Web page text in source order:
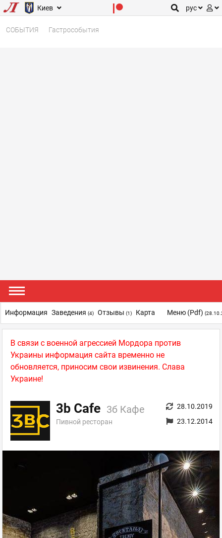
Киев рус
СОБЫТИЯ Гастрособытия
В связи с военной агрессией Мордора против
Украины информация сайта временно не
обновляется, приносим свои извинения. Слава
Украине!
3b Cafe 3б Кафе
Пивной ресторан
28.10.2019
23.12.2014
Информация Заведения (4) Отзывы (1) Карта Меню (pdf)